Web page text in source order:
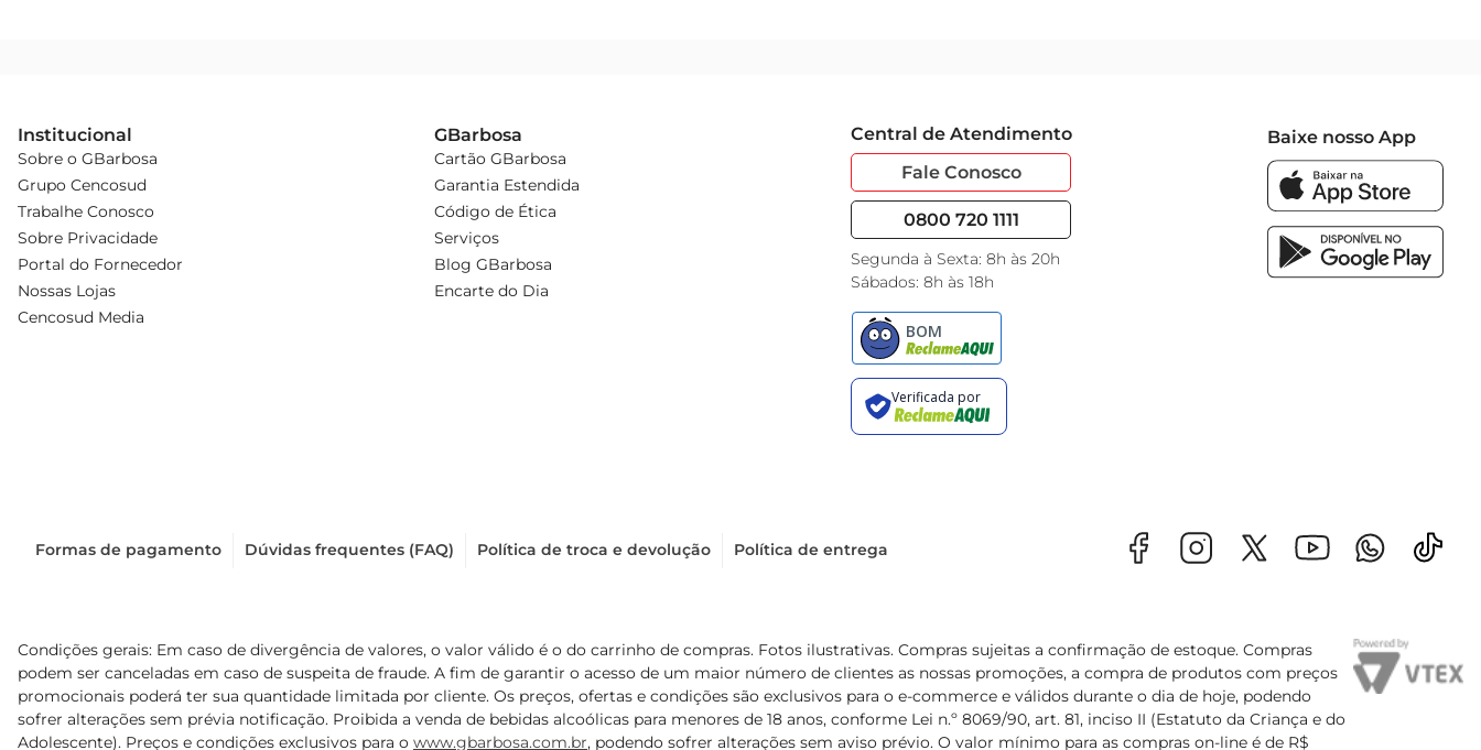
Institucional
Sobre o GBarbosa
Grupo Cencosud
Trabalhe Conosco
Sobre Privacidade
Portal do Fornecedor
Nossas Lojas
Cencosud Media
GBarbosa
Cartão GBarbosa
Garantia Estendida
Código de Ética
Serviços
Blog GBarbosa
Encarte do Dia
Central de Atendimento
Fale Conosco
0800 720 1111
Segunda à Sexta: 8h às 20h
Sábados: 8h às 18h
Baixe nosso App
Formas de pagamento Dúvidas frequentes (FAQ) Política de troca e devolução Política de entrega
Condições gerais: Em caso de divergência de valores, o valor válido é o do carrinho de compras. Fotos ilustrativas. Compras sujeitas a confirmação de estoque. Compras
podem ser canceladas em caso de suspeita de fraude. A fim de garantir o acesso de um maior número de clientes as nossas promoções, a compra de produtos com preços
promocionais poderá ter sua quantidade limitada por cliente. Os preços, ofertas e condições são exclusivos para o e-commerce e válidos durante o dia de hoje, podendo
sofrer alterações sem prévia notificação. Proibida a venda de bebidas alcoólicas para menores de 18 anos, conforme Lei n.º 8069/90, art. 81, inciso II (Estatuto da Criança e do
Adolescente). Preços e condições exclusivos para o www.gbarbosa.com.br, podendo sofrer alterações sem aviso prévio. O valor mínimo para as compras on-line é de R$